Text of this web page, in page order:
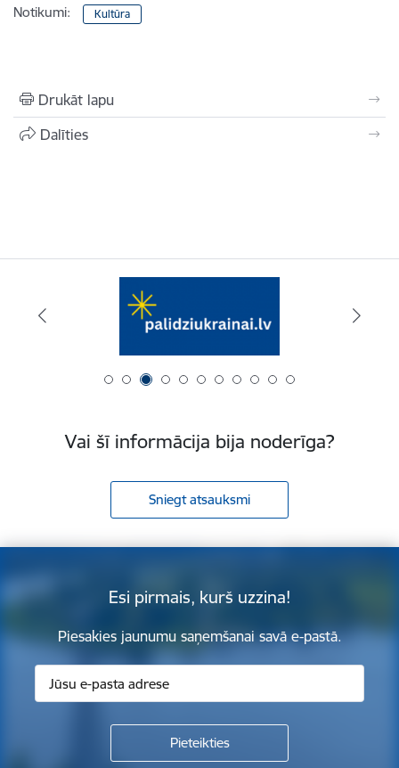
Notikumi: Kultūra
Drukāt lapu
Dalīties
Vai šī informācija bija noderīga?
Sniegt atsauksmi
Esi pirmais, kurš uzzina!
Piesakies jaunumu saņemšanai savā e-pastā.